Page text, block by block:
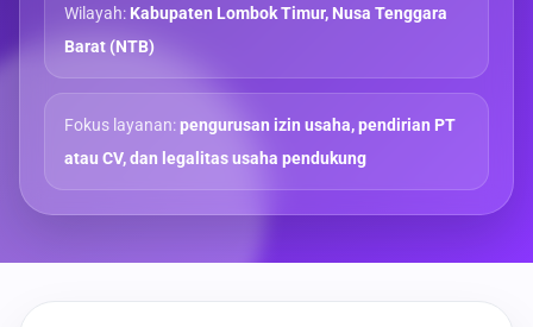
Wilayah: Kabupaten Lombok Timur, Nusa Tenggara
Barat (NTB)
Fokus layanan:pengurusan izin usaha, pendirian PT
atau CV, dan legalitas usaha pendukung